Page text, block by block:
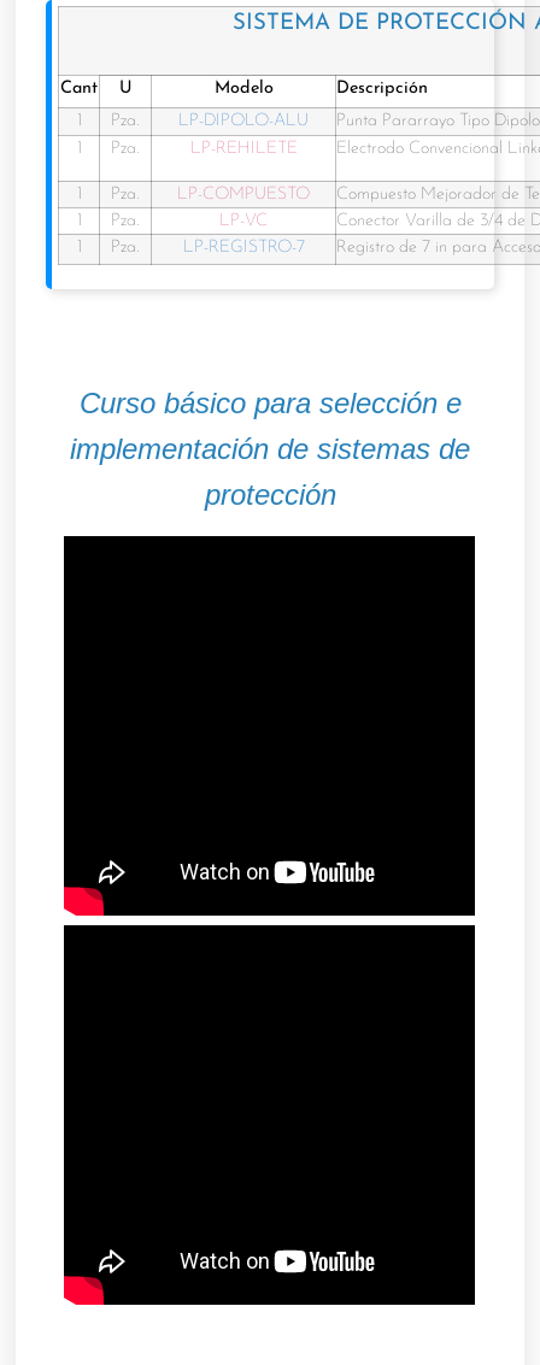
SISTEMA DE PROTECCIÓN
Cant U Modelo
Descripción
Pza. LP-DIPOLO-ALU
Punta Pararrayo Tipo
Pza. LP-REHILETE Electrodo Convencional
Pza. LP-COMPUESTO
Compuesto Mejorador de
Pza. LP-VC
Conector Varilla de 3/4 de
Pza. LP-REGISTRO-7 Registro de 7 in para
Curso básico para selección e
implementación de sistemas de
protección